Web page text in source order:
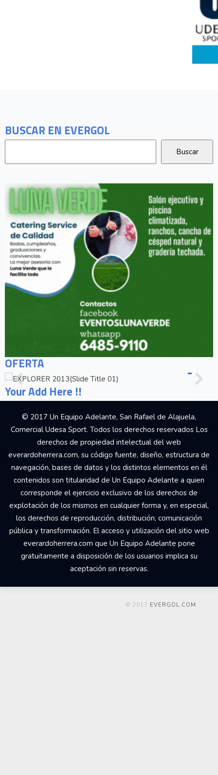
BUSCAR EN EVERGOL
OFERTA
Your Add Here !!
© 2017 Un Equipo Adelante, San Rafael de Alajuela,
Comercial Udesa Sport. Todos los derechos reservados Los
derechos de propiedad intelectual del web
everardoherrera.com, su código fuente, diseño, estructura de
navegación, bases de datos y los distintos elementos en él
contenidos son titularidad de Un Equipo Adelante a quien
corresponde el ejercicio exclusivo de los derechos de
explotación de los mismos en cualquier forma y, en especial,
los derechos de reproducción, distribución, comunicación
pública y transformación. El acceso y utilización del sitio web
everardoherrera.com que Un Equipo Adelante pone
gratuitamente a disposición de los usuarios implica su
aceptación sin reservas.
© 2017 EVERGOL.COM